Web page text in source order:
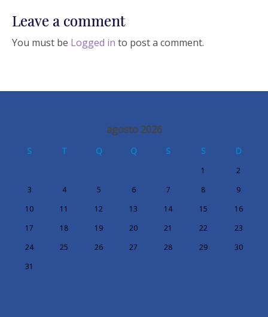
Leave a comment
You must be Logged in to post a comment.
agosto 2026
S T Q Q S S D
1
2
3
4 5 6 7 8
9
10
11 12 13 14 15
16
17
18 19 20 21 22
23
24
25 26 27 28 29
30
31